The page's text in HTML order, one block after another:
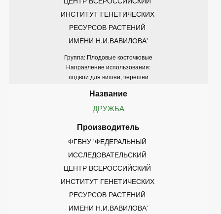
ИНСТИТУТ ГЕНЕТИЧЕСКИХ
РЕСУРСОВ РАСТЕНИЙ
ИМЕНИ Н.И.ВАВИЛОВА'
Группа: Плодовые косточковые
Направление использования:
подвои для вишни, черешни
ДРУЖБА
ФГБНУ 'ФЕДЕРАЛЬНЫЙ
ИССЛЕДОВАТЕЛЬСКИЙ
ЦЕНТР ВСЕРОССИЙСКИЙ
ИНСТИТУТ ГЕНЕТИЧЕСКИХ
РЕСУРСОВ РАСТЕНИЙ
ИМЕНИ Н.И.ВАВИЛОВА'